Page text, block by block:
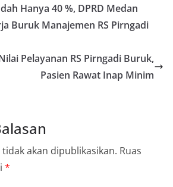
antara Polri dan
sekaligus membangun kesadaran
akan pentingnya menjaga
khususnya dalam menyambut
bersejarah HUT Kemerdekaan
sambang ini
yang aman dan kondusif,
menyambut Hari Kemerdekaan RI.
Polsek Medan Sunggal
Kelurahan Sunggal, Ingatkan
Hanya 40 %, DPRD Medan
Buruk Manajemen RS Pirngadi
Pelayanan RS Pirngadi Buruk,
Pasien Rawat Inap Minim
akan dipublikasikan. Ruas
*